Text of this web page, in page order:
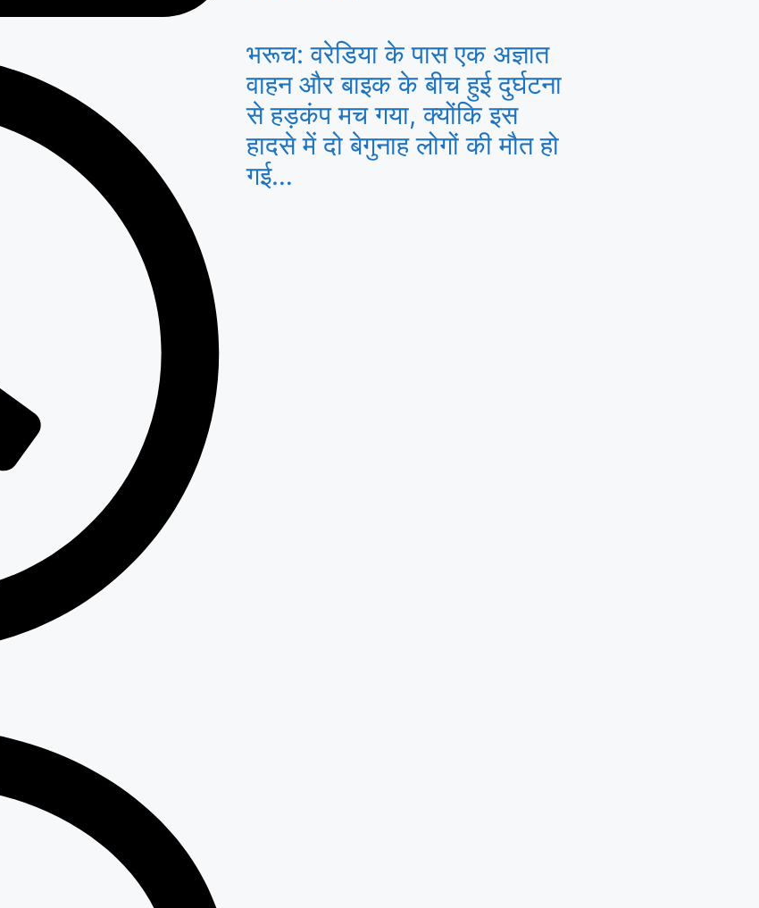
भरूच: वरेडिया के पास एक अज्ञात
वाहन और बाइक के बीच हुई दुर्घटना
से हड़कंप मच गया, क्योंकि इस
हादसे में दो बेगुनाह लोगों की मौत हो
गई…